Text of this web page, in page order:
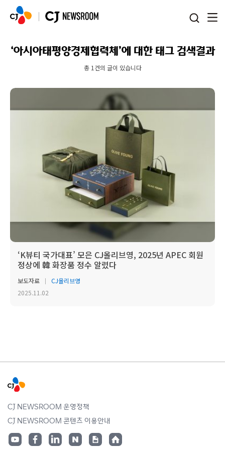
‘아시아태평양경제협력체’에 대한 태그 검색결과
총 1건의 글이 있습니다
‘K뷰티 국가대표’ 모은 CJ올리브영, 2025년 APEC 회원
정상에 韓 화장품 정수 알렸다
보도자료
CJ올리브영
2025.11.02
CJ NEWSROOM 운영정책
CJ NEWSROOM 콘텐츠 이용안내